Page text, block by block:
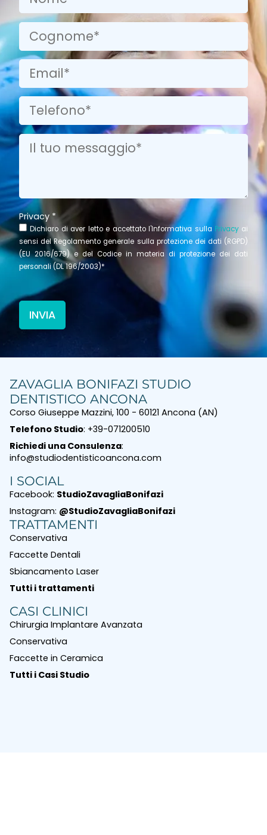
Privacy *
Dichiaro di aver letto e accettato l'Informativa sulla Privacyai
sensi del Regolamento generale sulla protezione dei dati (RGPD)
(EU 2016/679) e del Codice in materia di protezione dei dati
personali (DL 196/2003)*
ZAVAGLIA BONIFAZI STUDIO
DENTISTICO ANCONA
Corso Giuseppe Mazzini, 100 - 60121 Ancona (AN)
Telefono Studio: +39-071200510
Richiedi una Consulenza:
info@studiodentisticoancona.com
I SOCIAL
Facebook: StudioZavagliaBonifazi
Instagram: @StudioZavagliaBonifazi
TRATTAMENTI
Conservativa
Faccette Dentali
Sbiancamento Laser
Tutti i trattamenti
CASI CLINICI
Chirurgia Implantare Avanzata
Conservativa
Faccette in Ceramica
Tutti i Casi Studio